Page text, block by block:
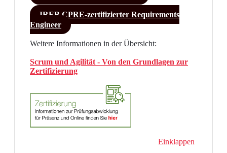
IREB CPRE-zertifizierter Requirements
Engineer
Weitere Informationen in der Übersicht:
Scrum und Agilität - Von den Grundlagen zur
Zertifizierung
Einklappen